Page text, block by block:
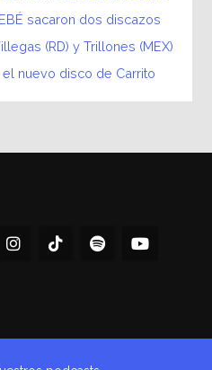
sacaron dos discazos
(RD) y Trillones (MEX)
nuevo disco de Carrito